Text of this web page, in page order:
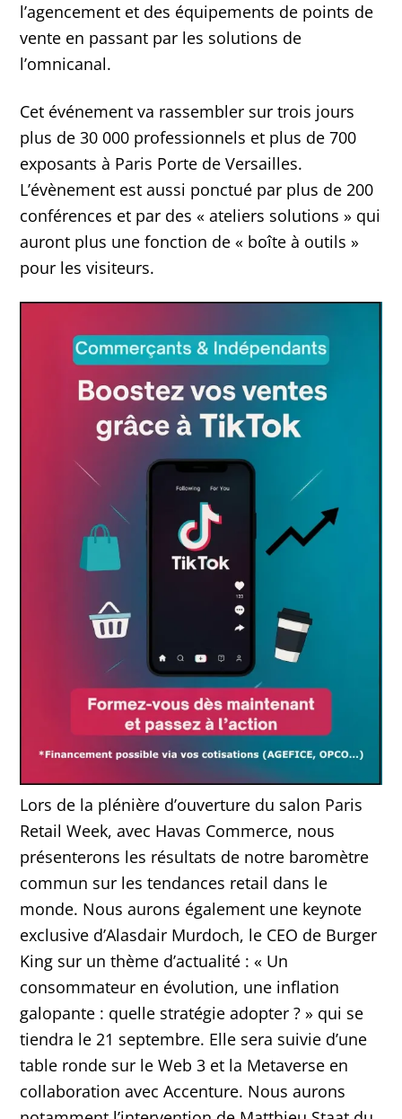
l’agencement et des équipements de points de
vente en passant par les solutions de
l’omnicanal.
Cet événement va rassembler sur trois jours
plus de 30 000 professionnels et plus de 700
exposants à Paris Porte de Versailles.
L’évènement est aussi ponctué par plus de 200
conférences et par des « ateliers solutions » qui
auront plus une fonction de « boîte à outils »
pour les visiteurs.
Lors de la plénière d’ouverture du salon Paris
Retail Week, avec Havas Commerce, nous
présenterons les résultats de notre baromètre
commun sur les tendances retail dans le
monde. Nous aurons également une keynote
exclusive d’Alasdair Murdoch, le CEO de Burger
King sur un thème d’actualité : « Un
consommateur en évolution, une inflation
galopante : quelle stratégie adopter ? » qui se
tiendra le 21 septembre. Elle sera suivie d’une
table ronde sur le Web 3 et la Metaverse en
collaboration avec Accenture. Nous aurons